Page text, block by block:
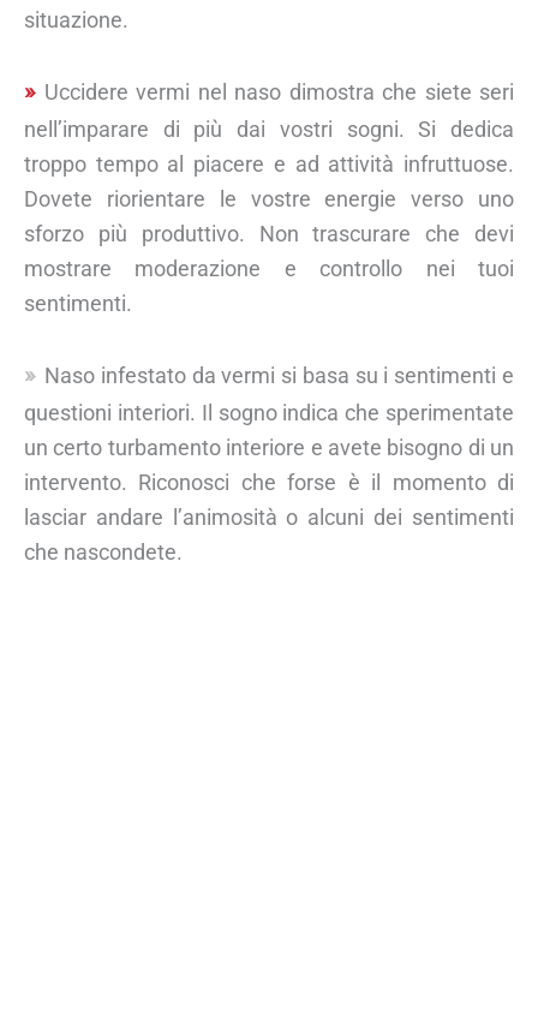
situazione.
Uccidere vermi nel naso dimostra che siete seri
nell’imparare di più dai vostri sogni. Si dedica
troppo tempo al piacere e ad attività infruttuose.
Dovete riorientare le vostre energie verso uno
sforzo più produttivo. Non trascurare che devi
mostrare moderazione e controllo nei tuoi
sentimenti.
Naso infestato da vermi si basa su i sentimenti e
questioni interiori. Il sogno indica che sperimentate
un certo turbamento interiore e avete bisogno di un
intervento. Riconosci che forse è il momento di
lasciar andare l’animosità o alcuni dei sentimenti
che nascondete.